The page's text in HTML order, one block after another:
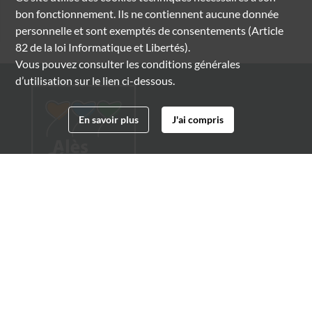
bon fonctionnement. Ils ne contiennent aucune donnée
personnelle et sont exemptés de consentements (Article
82 de la loi Informatique et Libertés).
Vous pouvez consulter les conditions générales
d’utilisation sur le lien ci-dessous.
En savoir plus J'ai compris